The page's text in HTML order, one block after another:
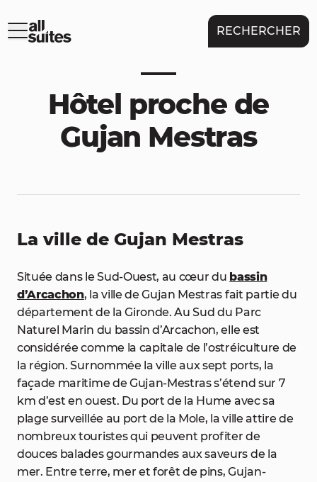
RECHERCHER
Hôtel proche de
Gujan Mestras
La ville de Gujan Mestras
Située dans le Sud-Ouest, au cœur du bassin
d’Arcachon, la ville de Gujan Mestras fait partie du
département de la Gironde. Au Sud du Parc
Naturel Marin du bassin d’Arcachon, elle est
considérée comme la capitale de l’ostréiculture de
la région. Surnommée la ville aux sept ports, la
façade maritime de Gujan-Mestras s’étend sur 7
km d’est en ouest. Du port de la Hume avec sa
plage surveillée au port de la Mole, la ville attire de
nombreux touristes qui peuvent profiter de
douces balades gourmandes aux saveurs de la
mer. Entre terre, mer et forêt de pins, Gujan-